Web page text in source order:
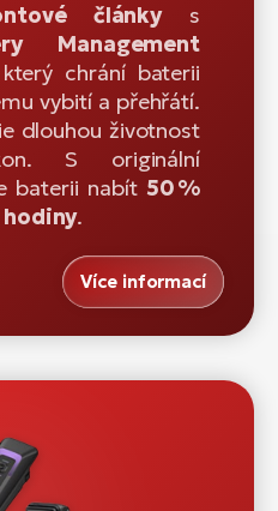
článkys
Management
chrání baterii
vybití a přehřátí.
dlouhou životnost
S originální
baterii nabít 50 %
hodiny.
Více informací